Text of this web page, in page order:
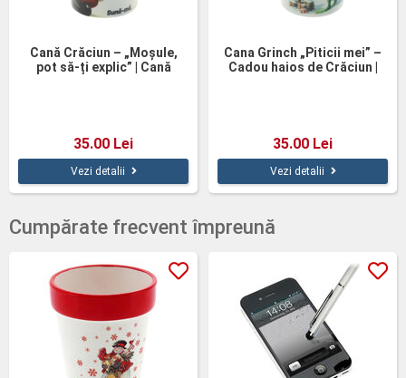
Cană Crăciun – „Moșule,
pot să-ți explic” | Cană
35.00 Lei
Vezi detalii
Cana Grinch „Piticii mei” –
Cadou haios de Crăciun |
35.00 Lei
Vezi detalii
Cumpărate frecvent împreună